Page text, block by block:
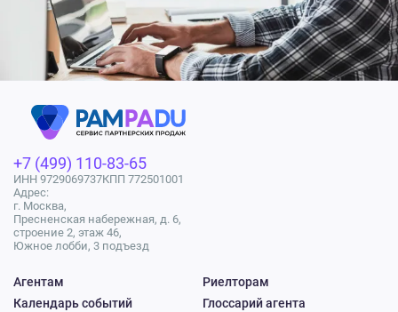
+7 (499) 110-83-65
ИНН 9729069737КПП 772501001
Адрес:
г. Москва,
Пресненская набережная, д. 6,
строение 2, этаж 46,
Южное лобби, 3 подъезд
Агентам
Риелторам
Календарь событий
Глоссарий агента